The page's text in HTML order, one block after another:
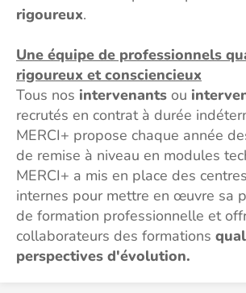
rigoureux.
Une équipe de professionnels
rigoureux et consciencieux
Tous nos intervenants ou
recrutés en contrat à durée
MERCI+ propose chaque année
de remise à niveau en modules
MERCI+ a mis en place des
internes pour mettre en œuvre sa
de formation professionnelle et
collaborateurs des formations
perspectives d'évolution.